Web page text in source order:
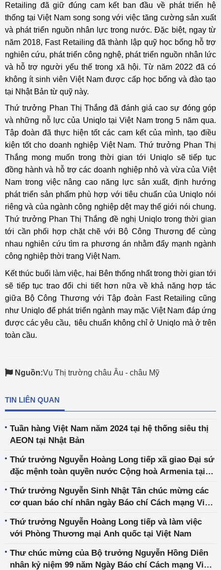
Retailing đã giữ đúng cam kết ban đầu về phát triển hệ
thống tại Việt Nam song song với việc tăng cường sản xuất
và phát triển nguồn nhân lực trong nước. Đặc biệt, ngay từ
năm 2018, Fast Retailing đã thành lập quỹ học bổng hỗ trợ
nghiên cứu, phát triển công nghệ, phát triển nguồn nhân lức
và hỗ trợ người yếu thế trong xã hội. Từ năm 2022 đã có
không ít sinh viên Việt Nam được cấp học bổng và đào tạo
tại Nhật Bản từ quỹ này.
Thứ trưởng Phan Thị Thắng đã đánh giá cao sự đóng góp
và những nỗ lực của Uniqlo tại Việt Nam trong 5 năm qua.
Tập đoàn đã thực hiện tốt các cam kết của mình, tạo điều
kiện tốt cho doanh nghiệp Việt Nam. Thứ trưởng Phan Thị
Thắng mong muốn trong thời gian tới Uniqlo sẽ tiếp tục
đồng hành và hỗ trợ các doanh nghiệp nhỏ và vừa của Việt
Nam trong việc nâng cao năng lực sản xuất, định hướng
phát triển sản phẩm phù hợp với tiêu chuẩn của Uniqlo nói
riêng và của ngành công nghiệp dệt may thế giới nói chung.
Thứ trưởng Phan Thị Thắng đề nghị Uniqlo trong thời gian
tới cần phối hợp chặt chẽ với Bộ Công Thương để cùng
nhau nghiên cứu tìm ra phương án nhằm đẩy mạnh ngành
công nghiệp thời trang Việt Nam.
Kết thúc buổi làm việc, hai Bên thống nhất trong thời gian tới
sẽ tiếp tục trao đổi chi tiết hơn nữa về khả năng hợp tác
giữa Bộ Công Thương với Tập đoàn Fast Retailing cũng
như Uniqlo để phát triển ngành may mặc Việt Nam đáp ứng
được các yêu cầu, tiêu chuẩn không chỉ ở Uniqlo mà ở trên
toàn cầu.
Nguồn:Vụ Thị trường châu Âu - châu Mỹ
TIN LIÊN QUAN
Tuần hàng Việt Nam năm 2024 tại hệ thống siêu thị
AEON tại Nhật Bản
Thứ trưởng Nguyễn Hoàng Long tiếp xã giao Đại sứ
đặc mệnh toàn quyền nước Cộng hoà Armenia tại
Thứ trưởng Nguyễn Sinh Nhật Tân chúc mừng các
cơ quan báo chí nhân ngày Báo chí Cách mạng Việt
Thứ trưởng Nguyễn Hoàng Long tiếp và làm việc
với Phòng Thương mại Anh quốc tại Việt Nam
Thư chúc mừng của Bộ trưởng Nguyễn Hồng Diên
nhân kỷ niệm 99 năm Ngày Báo chí Cách mạng Việt